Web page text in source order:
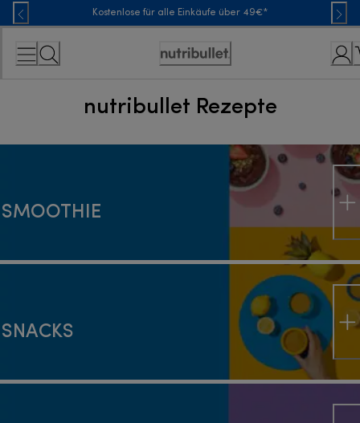
Skip
to
Content
Kostenlose für alle Einkäufe über 49€*
Erklärung
Zugänglichkeit
Rezepte und Ideen für eine
nutribullet Rezepte
SMOOTHIE
SNACKS